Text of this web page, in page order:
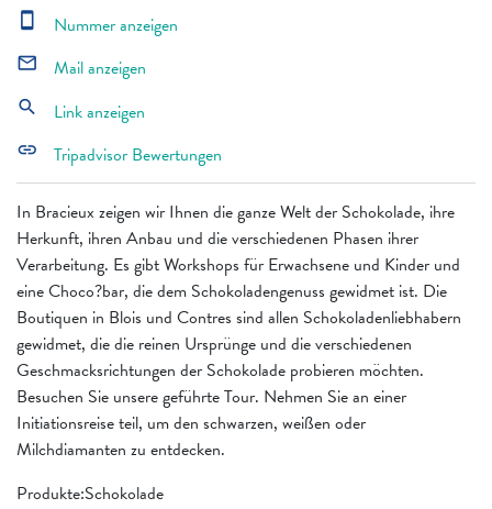
In Bracieux zeigen wir Ihnen die ganze Welt der Schokolade, ihre
Herkunft, ihren Anbau und die verschiedenen Phasen ihrer
Verarbeitung. Es gibt Workshops für Erwachsene und Kinder und
eine Choco?bar, die dem Schokoladengenuss gewidmet ist. Die
Boutiquen in Blois und Contres sind allen Schokoladenliebhabern
gewidmet, die die reinen Ursprünge und die verschiedenen
Geschmacksrichtungen der Schokolade probieren möchten.
Besuchen Sie unsere geführte Tour. Nehmen Sie an einer
Initiationsreise teil, um den schwarzen, weißen oder
Milchdiamanten zu entdecken.
Produkte:Schokolade
smartphone Nummer anzeigen
mail_outline Mail anzeigen
search Link anzeigen
link Tripadvisor Bewertungen